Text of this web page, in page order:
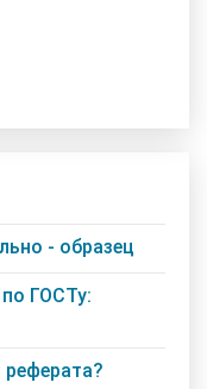
- образец
ГОСТу: